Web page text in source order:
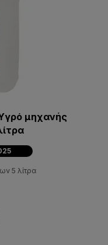
μηχανής
5 λίτρα